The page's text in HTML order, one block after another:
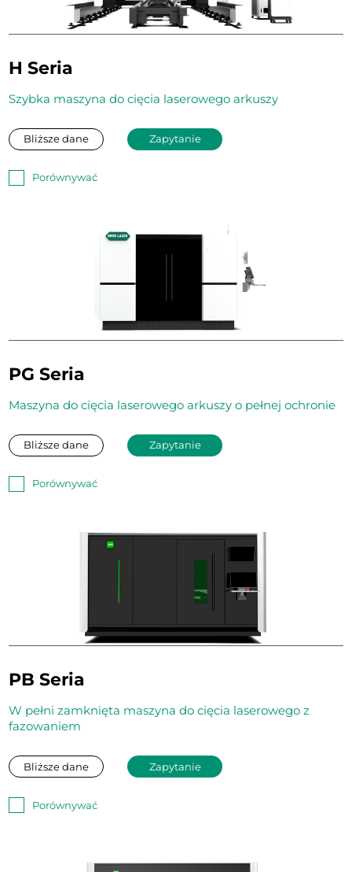
H Seria
Szybka maszyna do cięcia laserowego arkuszy
Bliższe dane Zapytanie
Porównywać
PG Seria
Maszyna do cięcia laserowego arkuszy o pełnej ochronie
Bliższe dane Zapytanie
Porównywać
PB Seria
W pełni zamknięta maszyna do cięcia laserowego z
fazowaniem
Bliższe dane Zapytanie
Porównywać